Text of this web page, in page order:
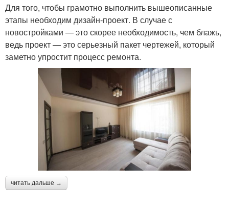
Для того, чтобы грамотно выполнить вышеописанные
этапы необходим дизайн-проект. В случае с
новостройками — это скорее необходимость, чем блажь,
ведь проект — это серьезный пакет чертежей, который
заметно упростит процесс ремонта.
читать дальше →